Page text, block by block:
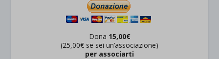
Dona 15,00€
(25,00€ se sei un’associazione)
per associarti